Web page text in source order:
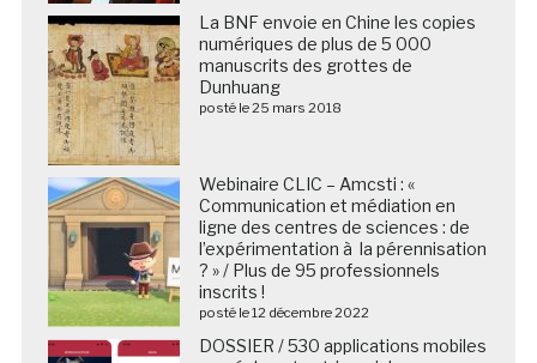
La BNF envoie en Chine les copies
numériques de plus de 5 000
manuscrits des grottes de
Dunhuang
posté le 25 mars 2018
Webinaire CLIC – Amcsti : «
Communication et médiation en
ligne des centres de sciences : de
l’expérimentation à la pérennisation
? » / Plus de 95 professionnels
inscrits !
posté le 12 décembre 2022
DOSSIER / 530 applications mobiles